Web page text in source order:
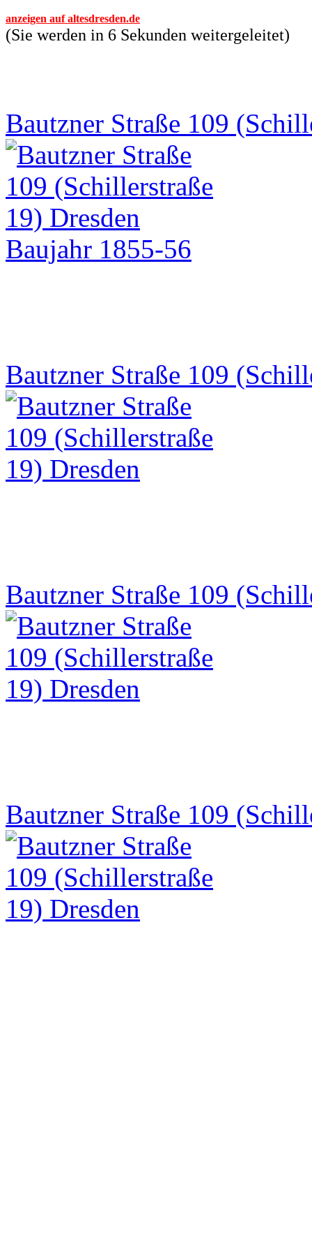
anzeigen auf altesdresden.de
(Sie werden in 6 Sekunden weitergeleitet)
Bautzner Straße 109
Baujahr 1855-56
Bautzner Straße 109
Bautzner Straße 109
Bautzner Straße 109